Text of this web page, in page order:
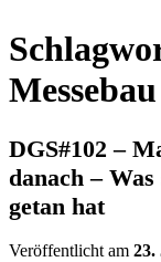
DGS#102 –
danach –
getan hat
Veröffentlicht am 23.